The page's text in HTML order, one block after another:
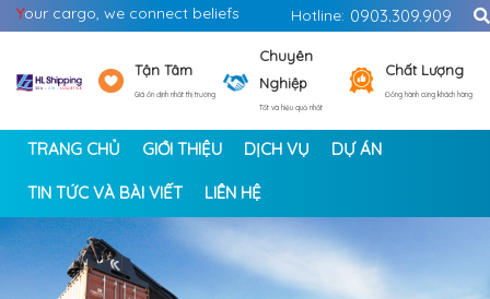
Your cargo, we connect beliefs Hotline: 0903.309.909
Tận Tâm
Giá ổn định nhất thị trường
Chuyên
Nghiệp
Tốt và hiệu quả nhất
Chất Lượng
Đồng hành cùng khách hàng
TRANG CHỦ GIỚI THIỆU DỊCH VỤ DỰ ÁN
TIN TỨC VÀ BÀI VIẾT LIÊN HỆ